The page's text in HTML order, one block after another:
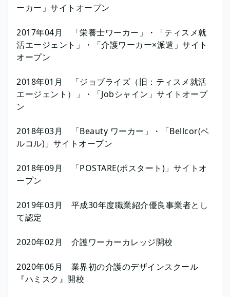
ーカー」サイトオープン
2017年04月 「栄養士ワーカー」・「ティスメ就
活エージェント」・「介護ワーカー×派遣」サイト
オープン
2018年01月 「ジョブライズ（旧：ティスメ就活
エージェント）」・「Jobシャイン」サイトオープ
ン
2018年03月 「Beauty ワーカー」・「Bellcor(ベ
ルコル)」サイトオープン
2018年09月 「POSTARE(ポスタート)」サイトオ
ープン
2019年03月 平成30年度職業紹介優良事業者とし
て認定
2020年02月 介護ワーカーカレッジ開校
2020年06月 業界初の介護のデザインスクール
『ハミスク』開校